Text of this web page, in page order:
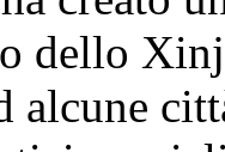
dello
alcune